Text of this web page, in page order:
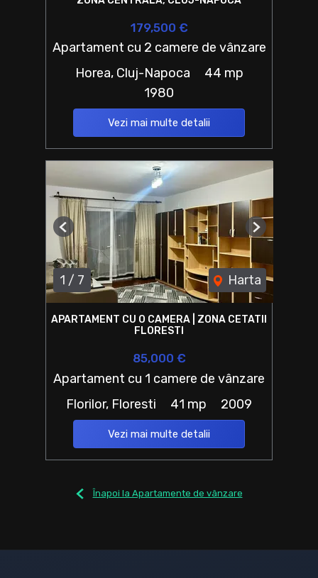
179,500 €
Apartament cu 2 camere de vânzare
Horea, Cluj-Napoca
44 mp
1980
Vezi mai multe detalii
1 / 7 Harta
Previous Next
APARTAMENT CU O CAMERA | ZONA CETATII
FLORESTI
85,000 €
Apartament cu 1 camere de vânzare
Florilor, Floresti
41 mp 2009
Vezi mai multe detalii
Înapoi la Apartamente de vânzare